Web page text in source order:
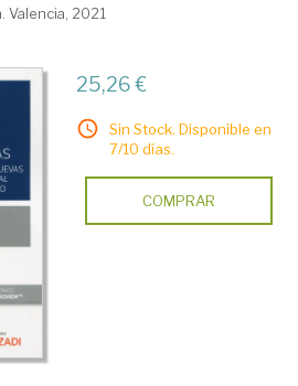
Valencia, 2021
25,26 €
Sin Stock. Disponible en
7/10 días.
COMPRAR